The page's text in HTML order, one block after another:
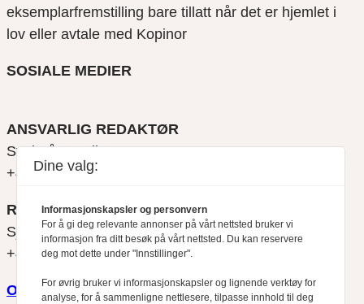
eksemplarfremstilling bare tillatt når det er hjemlet i
lov eller avtale med Kopinor
SOSIALE MEDIER
ANSVARLIG REDAKTØR
Svein Åge Eriksen
+47 900 79 547
REDAKTØR
Sjur Anda
+47 470 34 460
Om oss
Dine valg:
Informasjonskapsler og personvern
For å gi deg relevante annonser på vårt nettsted bruker vi
informasjon fra ditt besøk på vårt nettsted. Du kan reservere
deg mot dette under "Innstillinger".
For øvrig bruker vi informasjonskapsler og lignende verktøy for
analyse, for å sammenligne nettlesere, tilpasse innhold til deg